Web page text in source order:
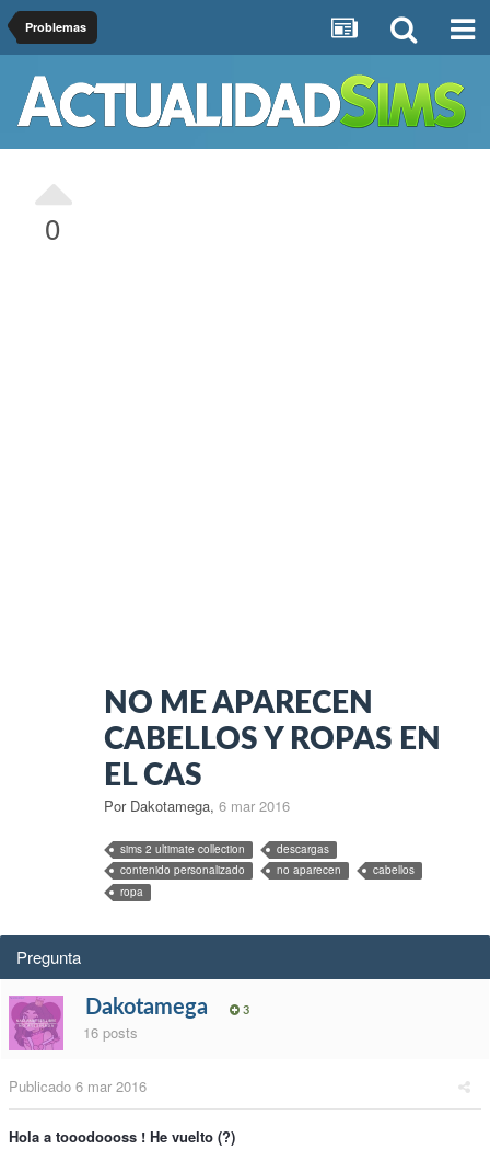
Problemas
0
NO ME APARECEN
CABELLOS Y ROPAS EN
EL CAS
Por Dakotamega, 6 mar 2016
sims 2 ultimate collection
descargas
contenido personalizado
no aparecen
cabellos
ropa
Pregunta
Dakotamega 3
16 posts
Publicado 6 mar 2016
Hola a tooodoooss ! He vuelto (?)